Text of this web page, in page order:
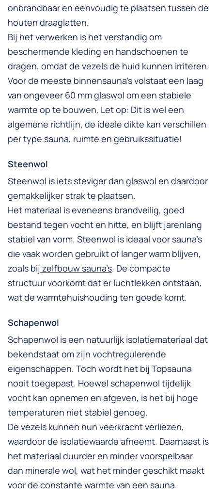
onbrandbaar en eenvoudig te plaatsen tussen de
houten draaglatten.
Bij het verwerken is het verstandig om
beschermende kleding en handschoenen te
dragen, omdat de vezels de huid kunnen irriteren.
Voor de meeste binnensauna’s volstaat een laag
van ongeveer 60 mm glaswol om een stabiele
warmte op te bouwen. Let op: Dit is wel een
algemene richtlijn, de ideale dikte kan verschillen
per type sauna, ruimte en gebruikssituatie!
Steenwol
Steenwol is iets steviger dan glaswol en daardoor
gemakkelijker strak te plaatsen.
Het materiaal is eveneens brandveilig, goed
bestand tegen vocht en hitte, en blijft jarenlang
stabiel van vorm. Steenwol is ideaal voor sauna’s
die vaak worden gebruikt of langer warm blijven,
zoals bij zelfbouw sauna’s. De compacte
structuur voorkomt dat er luchtlekken ontstaan,
wat de warmtehuishouding ten goede komt.
Schapenwol
Schapenwol is een natuurlijk isolatiemateriaal dat
bekendstaat om zijn vochtregulerende
eigenschappen. Toch wordt het bij Topsauna
nooit toegepast. Hoewel schapenwol tijdelijk
vocht kan opnemen en afgeven, is het bij hoge
temperaturen niet stabiel genoeg.
De vezels kunnen hun veerkracht verliezen,
waardoor de isolatiewaarde afneemt. Daarnaast is
het materiaal duurder en minder voorspelbaar
dan minerale wol, wat het minder geschikt maakt
voor de constante warmte van een sauna.